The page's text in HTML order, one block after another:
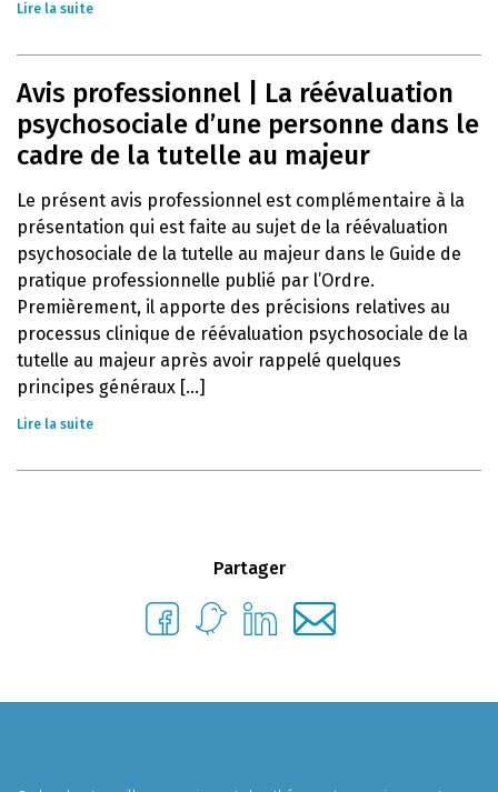
Lire la suite
Avis professionnel | La réévaluation
psychosociale d’une personne dans le
cadre de la tutelle au majeur
Le présent avis professionnel est complémentaire à la
présentation qui est faite au sujet de la réévaluation
psychosociale de la tutelle au majeur dans le Guide de
pratique professionnelle publié par l’Ordre.
Premièrement, il apporte des précisions relatives au
processus clinique de réévaluation psychosociale de la
tutelle au majeur après avoir rappelé quelques
principes généraux [...]
Lire la suite
Partager